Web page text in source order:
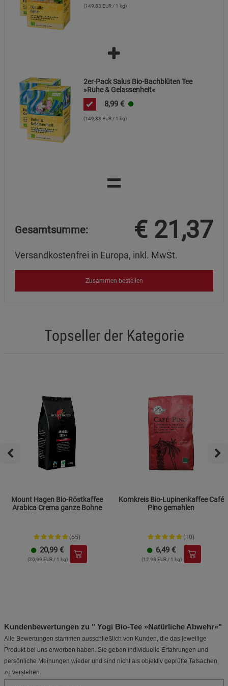
(149,83 EUR / 1 kg)
2er-Pack Salus Bio-Bachblüten Tee
»Ruhe & Gelassenheit«
8,99 €
(149,83 EUR / 1 kg)
=
Gesamtsumme: € 21,37
Versandkostenfrei in Europa, inkl. MwSt.
Zusammen bestellen
Topseller der Kategorie
Mount Hagen Bio-Röstkaffee
Arabica Crema ganze Bohne
(55)
20,99 €
(20,99 EUR / 1 kg)
Kornkreis Bio-Lupinenkaffee Café
Pino gemahlen
(10)
6,49 €
(12,98 EUR / 1 kg)
Kundenbewertungen zu " Yogi Bio-Tee »Natürliche Abwehr«"
Alle Bewertungen stammen ausschließlich von Kunden, die das jeweilige
Produkt bei uns erworben haben. Sie geben individuelle Erfahrungen und
persönliche Meinungen wieder und sind nicht als objektiv geprüfte Tatsachen
zu verstehen.